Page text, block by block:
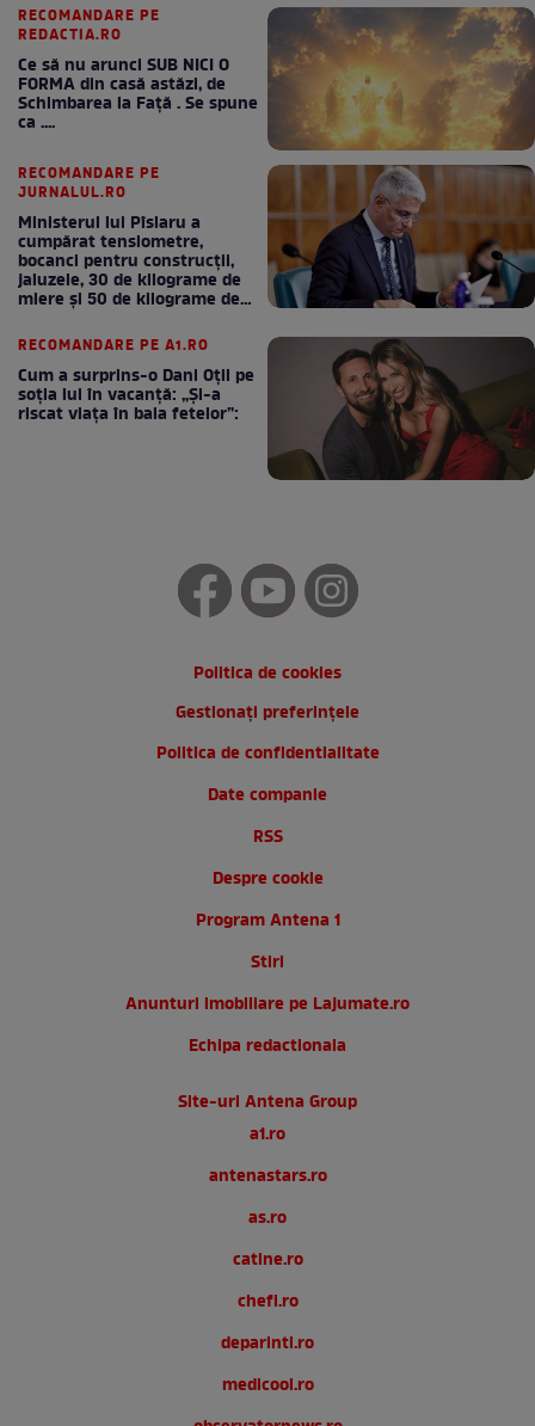
RECOMANDARE PE
REDACTIA.RO
Ce să nu arunci SUB NICI O
FORMA din casă astăzi, de
Schimbarea la Față . Se spune
ca ....
RECOMANDARE PE
JURNALUL.RO
Ministerul lui Pîslaru a
cumpărat tensiometre,
bocanci pentru construcții,
jaluzele, 30 de kilograme de
miere și 50 de kilograme de
RECOMANDARE PE A1.RO
Cum a surprins-o Dani Oțil pe
soția lui în vacanță: „Și-a
riscat viața în baia fetelor”:
Politica de cookies
Gestionați preferințele
Politica de confidentialitate
Date companie
RSS
Despre cookie
Program Antena 1
Stiri
Anunturi imobiliare pe Lajumate.ro
Echipa redactionala
Site-uri Antena Group
a1.ro
antenastars.ro
as.ro
catine.ro
chefi.ro
deparinti.ro
medicool.ro